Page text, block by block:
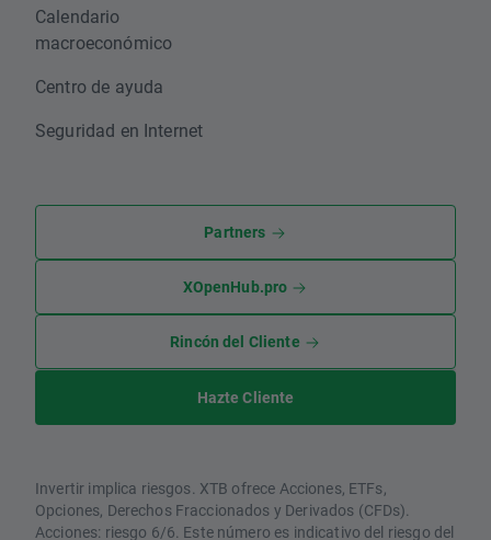
Calendario
macroeconómico
Centro de ayuda
Seguridad en Internet
Partners
XOpenHub.pro
Rincón del Cliente
Hazte Cliente
Invertir implica riesgos. XTB ofrece Acciones, ETFs,
Opciones, Derechos Fraccionados y Derivados (CFDs).
Acciones: riesgo 6/6. Este número es indicativo del riesgo del